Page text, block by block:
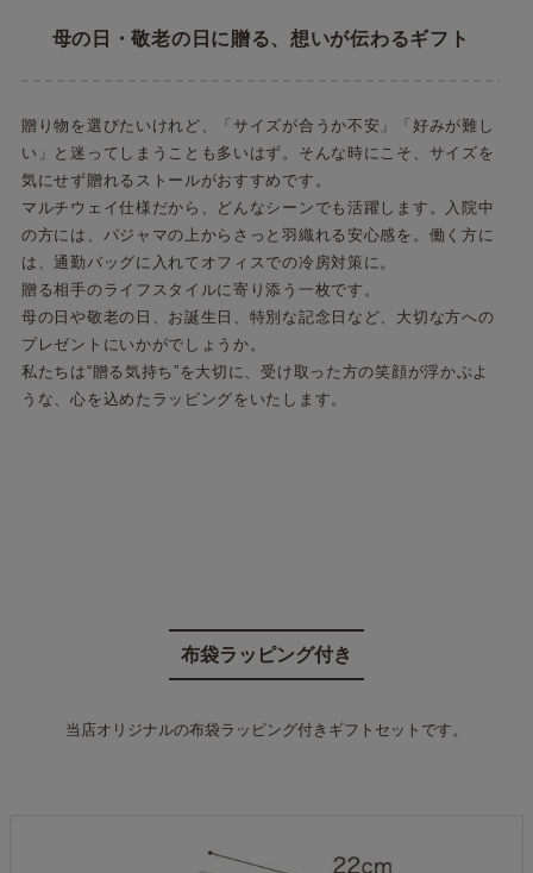
母の日・敬老の日に贈る、想いが伝わるギフト
贈り物を選びたいけれど、「サイズが合うか不安」「好みが難し
い」と迷ってしまうことも多いはず。そんな時にこそ、サイズを
気にせず贈れるストールがおすすめです。
マルチウェイ仕様だから、どんなシーンでも活躍します。入院中
の方には、パジャマの上からさっと羽織れる安心感を。働く方に
は、通勤バッグに入れてオフィスでの冷房対策に。
贈る相手のライフスタイルに寄り添う一枚です。
母の日や敬老の日、お誕生日、特別な記念日など、大切な方への
プレゼントにいかがでしょうか。
私たちは“贈る気持ち”を大切に、受け取った方の笑顔が浮かぶよ
うな、心を込めたラッピングをいたします。
布袋ラッピング付き
当店オリジナルの布袋ラッピング付きギフトセットです。